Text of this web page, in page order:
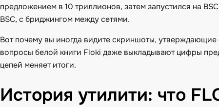
предложением в 10 триллионов, затем запустился на
BSC, с бриджингом между сетями.
Вот почему вы иногда видите скриншоты,
вопросы белой книги Floki даже выкладывают цифры
цепей меняет итоги.
История утилити: что